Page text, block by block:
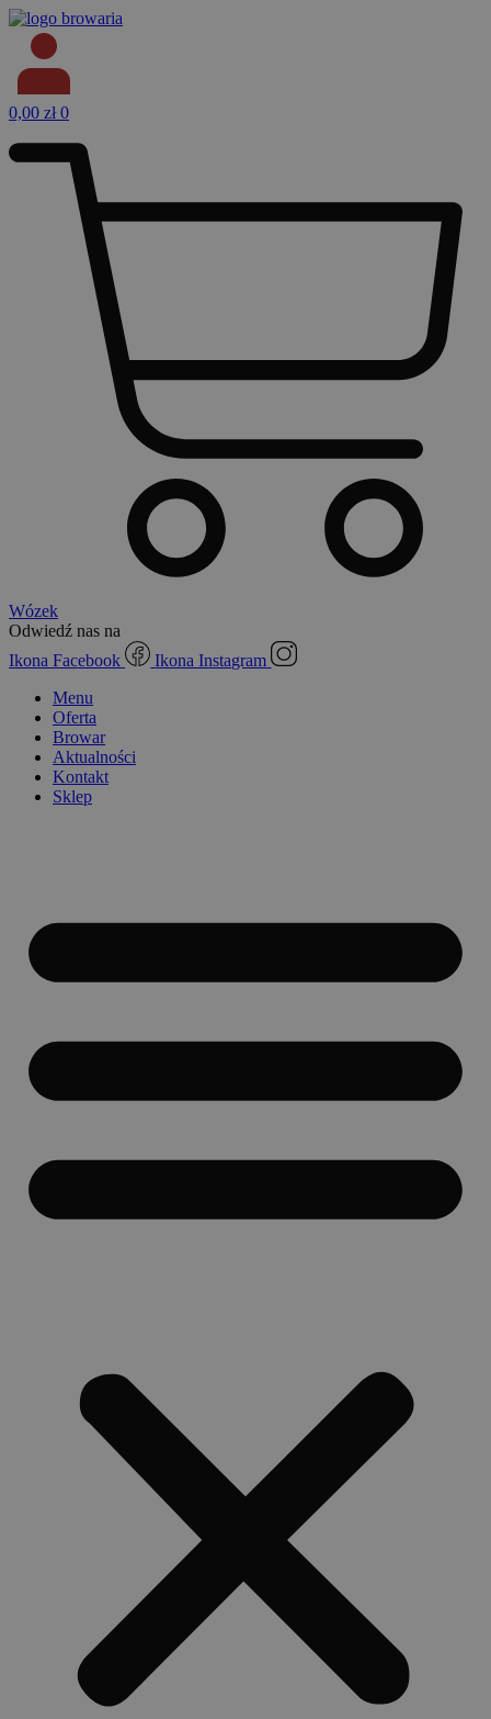
Przejdź
treści
0,00 zł 0
Wózek
Odwiedź nas na
Ikona Facebook
Ikona Instagram
Menu
Oferta
Browar
Aktualności
Kontakt
Sklep